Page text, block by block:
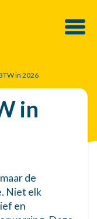
in 2026
in
de
Niet elk
en